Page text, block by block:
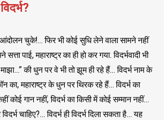
चुके!… फिर भी कोई सुधि लेने वाला सामने नहीं
पाई, महाराष्ट्र का ही हो कर गया. विदर्भवादी भी
की धुन पर वे भी तो झूम ही रहे हैं… विदर्भ नाम के
का, महाराष्ट्र के धुन पर थिरक रहे हैं… विदर्भ का
कोई गान नहीं, विदर्भ का किसी में कोई सम्मान नहीं…
चाहिए?… विदर्भ ही विदर्भ दिला सकता है… यह